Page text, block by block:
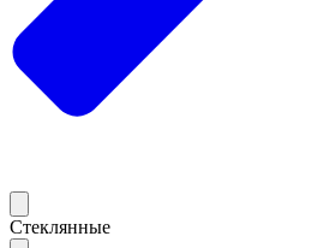
Стеклянные